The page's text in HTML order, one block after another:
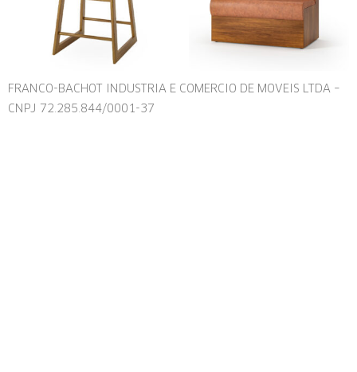
FRANCO-BACHOT INDUSTRIA E COMERCIO DE MOVEIS LTDA –
CNPJ 72.285.844/0001-37